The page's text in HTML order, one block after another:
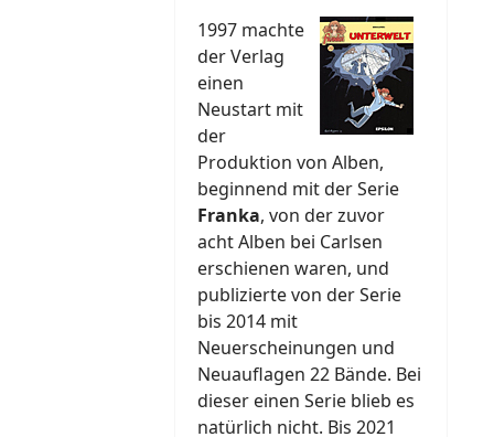
1997 machte
der Verlag
einen
Neustart mit
der
Produktion von Alben,
beginnend mit der Serie
Franka, von der zuvor
acht Alben bei Carlsen
erschienen waren, und
publizierte von der Serie
bis 2014 mit
Neuerscheinungen und
Neuauflagen 22 Bände. Bei
dieser einen Serie blieb es
natürlich nicht. Bis 2021